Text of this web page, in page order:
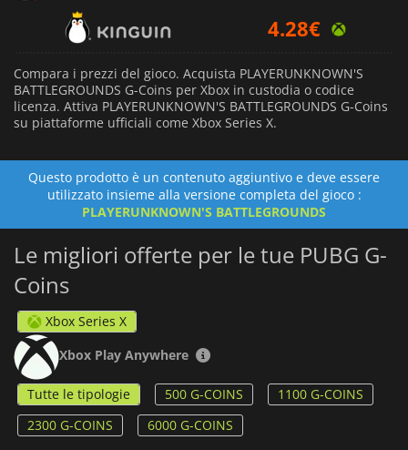
4.28€
3.49€
Compara i prezzi del gioco. Acquista PLAYERUNKNOWN'S
BATTLEGROUNDS G-Coins per Xbox in custodia o codice
licenza. Attiva PLAYERUNKNOWN'S BATTLEGROUNDS G-Coins
su piattaforme ufficiali come Xbox Series X.
Questo prodotto è un contenuto aggiuntivo e deve essere
utilizzato insieme alla versione completa del gioco :
PLAYERUNKNOWN'S BATTLEGROUNDS
Le migliori offerte per le tue PUBG G-
Coins
Xbox Series X
Xbox Play Anywhere
Tutte le tipologie 500 G-COINS
1100 G-COINS
2300 G-COINS
6000 G-COINS